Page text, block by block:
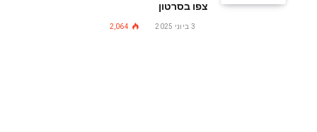
צפו בסרטון
3 ביוני 2025 2,064